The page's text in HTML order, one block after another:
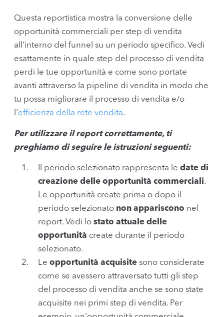
Questa reportistica mostra la conversione delle
opportunità commerciali per step di vendita
all'interno del funnel su un periodo specifico. Vedi
esattamente in quale step del processo di vendita
perdi le tue opportunità e come sono portate
avanti attraverso la pipeline di vendita in modo che
tu possa migliorare il processo di vendita e/o
l'efficienza della rete vendita.
Per utilizzare il report correttamente, ti
preghiamo di seguire le istruzioni seguenti:
Il periodo selezionato rappresenta le date di
creazione delle opportunità commerciali.
Le opportunità create prima o dopo il
periodo selezionato non appariscono nel
report. Vedi lo stato attuale delle
opportunità create durante il periodo
selezionato.
Le opportunità acquisite sono considerate
come se avessero attraversato tutti gli step
del processo di vendita anche se sono state
acquisite nei primi step di vendita. Per